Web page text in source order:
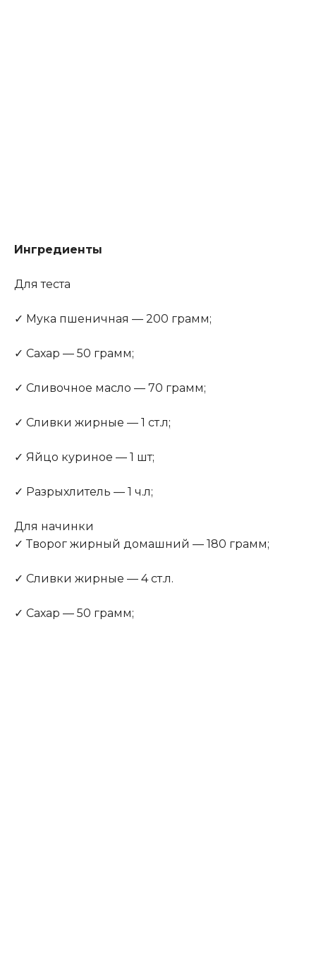
Ингредиенты
Для теста
✓ Мука пшеничная — 200 грамм;
✓ Сахар — 50 грамм;
✓ Сливочное масло — 70 грамм;
✓ Сливки жирные — 1 ст.л;
✓ Яйцо куриное — 1 шт;
✓ Разрыхлитель — 1 ч.л;
Для начинки
✓ Творог жирный домашний — 180 грамм;
✓ Сливки жирные — 4 ст.л.
✓ Сахар — 50 грамм;